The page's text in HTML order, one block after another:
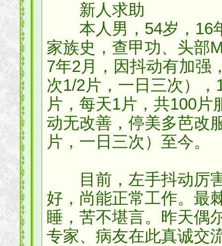
新人求助
本人男，54岁，16
家族史，查甲功、头部
7年2月，因抖动有加强
次1/2片，一日三次）
片，每天1片，共100片
动无改善，停美多芭改
片，一日三次）至今。
目前，左手抖动厉害
好，尚能正常工作。最
睡，苦不堪言。昨天偶
专家、病友在此真诚交